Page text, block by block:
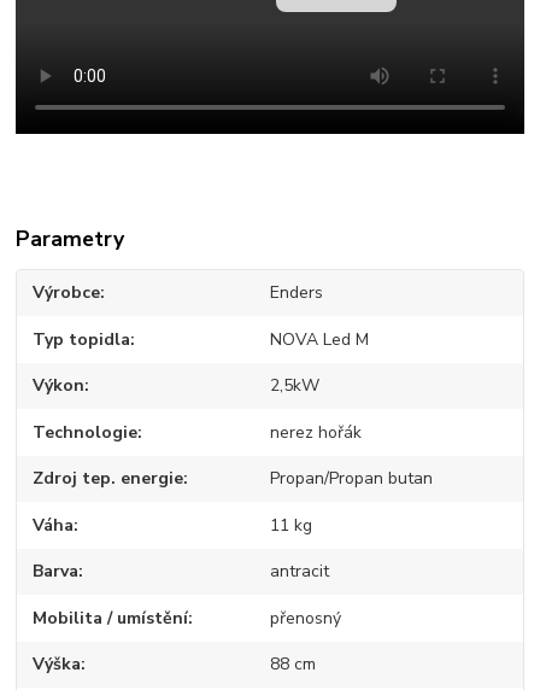
Parametry
Výrobce Enders
Typ topidla NOVA Led M
Výkon 2,5kW
Technologie nerez hořák
Zdroj tep. energie Propan/Propan butan
Váha 11 kg
Barva antracit
Mobilita / umístění přenosný
Výška 88 cm